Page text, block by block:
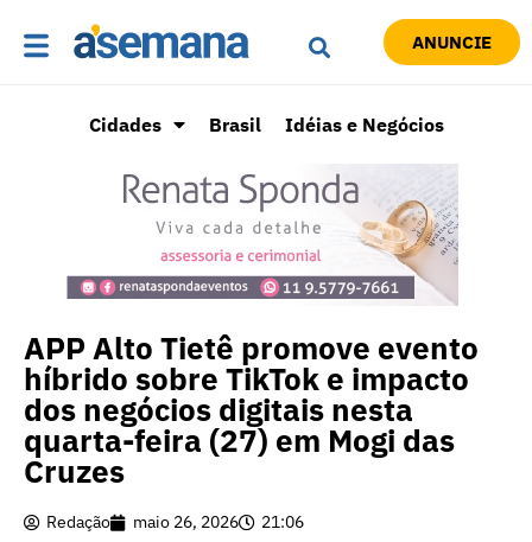
ANUNCIE
Cidades Brasil Idéias e Negócios
APP Alto Tietê promove evento
híbrido sobre TikTok e impacto
dos negócios digitais nesta
quarta-feira (27) em Mogi das
Cruzes
Redação maio 26, 2026 21:06